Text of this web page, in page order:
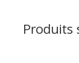
Produits